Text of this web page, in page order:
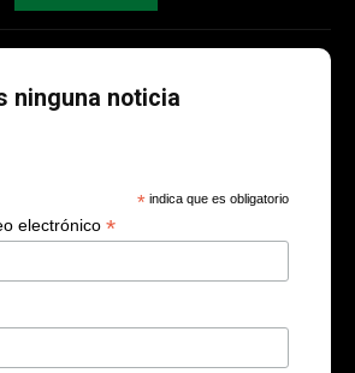
ninguna noticia
* indica que es obligatorio
electrónico *